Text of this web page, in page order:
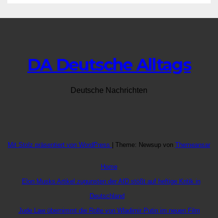
DA Deutsche Alltags
Deutsche Nachrichten
Mit Stolz präsentiert von WordPress Theme: Newsup von Themeansar
Home
Elon Musks Artikel zugunsten der AfD stößt auf heftige Kritik in
Deutschland
Jude Law übernimmt die Rolle von Wladimir Putin im neuen Film